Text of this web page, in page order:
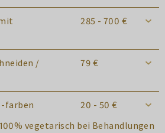
285 - 700 €
/
79 €
farben
20 - 50 €
vegetarisch bei Behandlungen